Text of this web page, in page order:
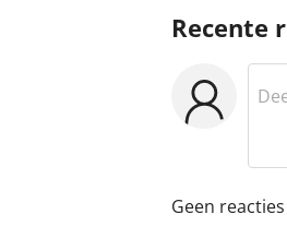
Recente
Geen